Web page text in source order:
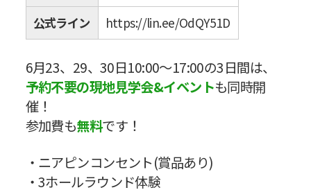
公式ライン
https://lin.ee/OdQY51D
6月23、29、30日10:00〜17:00の3日間は、
予約不要の現地見学会&イベントも同時開
催！
参加費も無料です！
・ニアピンコンセント(賞品あり)
・3ホールラウンド体験